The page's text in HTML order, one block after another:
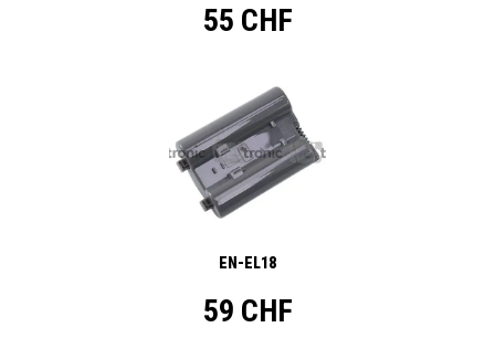
55 CHF
EN-EL18
59 CHF